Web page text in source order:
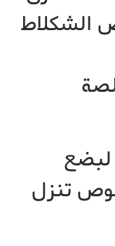
الشكلاط
لبضع
تنزل